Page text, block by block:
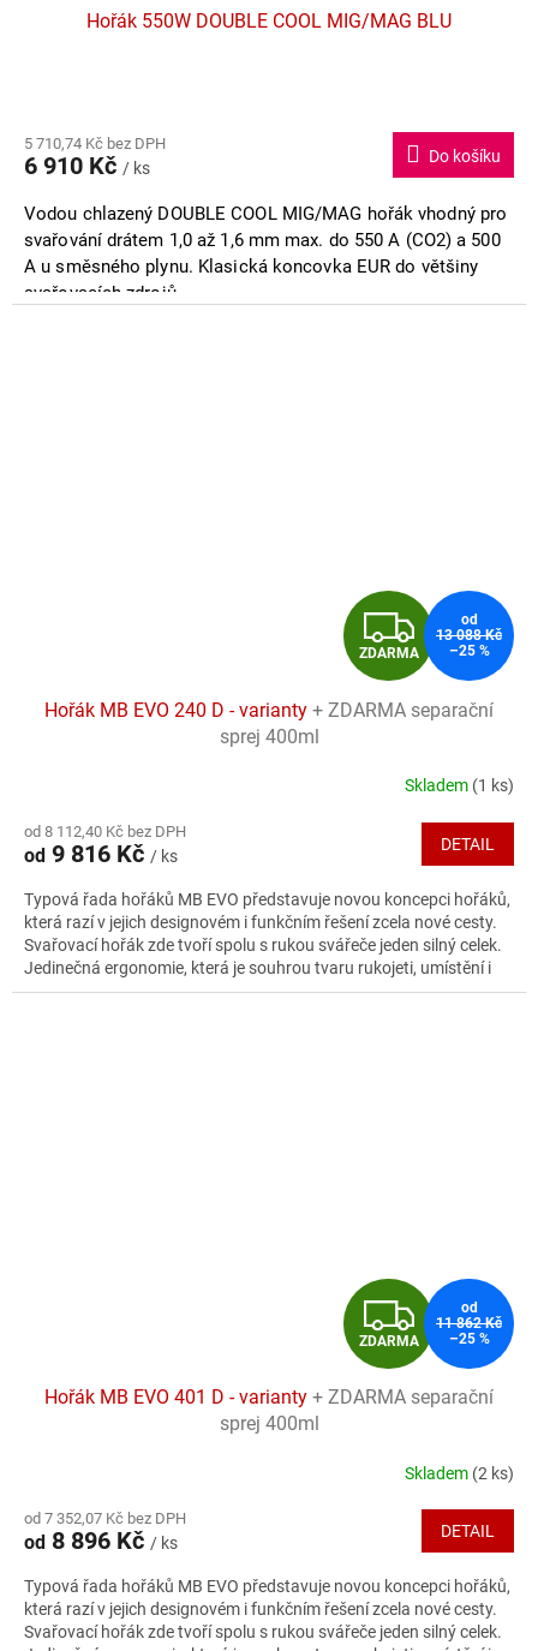
M
A
Hořák 550W DOUBLE COOL MIG/MAG BLU
5 710,74 Kč bez DPH
6 910 Kč / ks
Do košíku
Vodou chlazený DOUBLE COOL MIG/MAG hořák vhodný pro
svařování drátem 1,0 až 1,6 mm max. do 550 A (CO2) a 500
A u směsného plynu. Klasická koncovka EUR do většiny
svařovacích zdrojů.
Z
D
A
R
M
A
ZDARMA
od
13 088 Kč
–25 %
Hořák MB EVO 240 D - varianty + ZDARMA separační
sprej 400ml
produktu
je
z
5
hvězdiček.
Skladem (1 ks)
od 8 112,40 Kč bez DPH
od 9 816 Kč / ks
DETAIL
Typová řada hořáků MB EVO představuje novou koncepci hořáků,
která razí v jejich designovém i funkčním řešení zcela nové cesty.
Svařovací hořák zde tvoří spolu s rukou svářeče jeden silný celek.
Jedinečná ergonomie, která je souhrou tvaru rukojeti, umístění i
tvaru tlačítek a konstrukčního řešení kulového kloubu, poskytuje
Z
D
A
R
M
A
ZDARMA
od
11 862 Kč
–25 %
Hořák MB EVO 401 D - varianty + ZDARMA separační
sprej 400ml
produktu
je
z
5
hvězdiček.
Skladem (2 ks)
od 7 352,07 Kč bez DPH
od 8 896 Kč / ks
DETAIL
Typová řada hořáků MB EVO představuje novou koncepci hořáků,
která razí v jejich designovém i funkčním řešení zcela nové cesty.
Svařovací hořák zde tvoří spolu s rukou svářeče jeden silný celek.